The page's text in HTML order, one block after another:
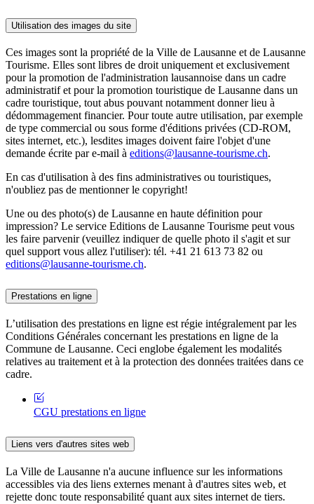
Utilisation des images du site
Ces images sont la propriété de la Ville de Lausanne et de Lausanne
Tourisme. Elles sont libres de droit uniquement et exclusivement
pour la promotion de l'administration lausannoise dans un cadre
administratif et pour la promotion touristique de Lausanne dans un
cadre touristique, tout abus pouvant notamment donner lieu à
dédommagement financier. Pour toute autre utilisation, par exemple
de type commercial ou sous forme d'éditions privées (CD-ROM,
sites internet, etc.), lesdites images doivent faire l'objet d'une
demande écrite par e-mail à editions@lausanne-tourisme.ch.
En cas d'utilisation à des fins administratives ou touristiques,
n'oubliez pas de mentionner le copyright!
Une ou des photo(s) de Lausanne en haute définition pour
impression? Le service Editions de Lausanne Tourisme peut vous
les faire parvenir (veuillez indiquer de quelle photo il s'agit et sur
quel support vous allez l'utiliser): tél. +41 21 613 73 82 ou
editions@lausanne-tourisme.ch.
Prestations en ligne
L’utilisation des prestations en ligne est régie intégralement par les
Conditions Générales concernant les prestations en ligne de la
Commune de Lausanne. Ceci englobe également les modalités
relatives au traitement et à la protection des données traitées dans ce
cadre.
CGU prestations en ligne
Liens vers d'autres sites web
La Ville de Lausanne n'a aucune influence sur les informations
accessibles via des liens externes menant à d'autres sites web, et
rejette donc toute responsabilité quant aux sites internet de tiers.